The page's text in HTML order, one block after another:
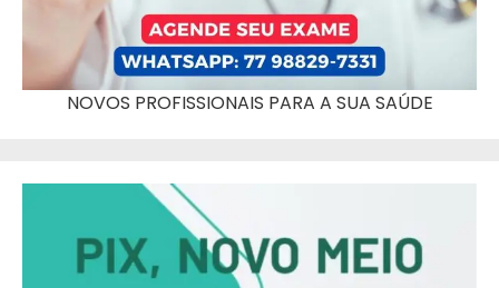
NOVOS PROFISSIONAIS PARA A SUA SAÚDE